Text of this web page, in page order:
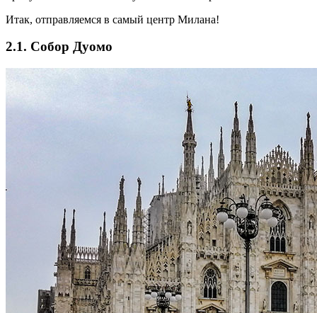
Итак, отправляемся в самый центр Милана!
2.1. Собор Дуомо